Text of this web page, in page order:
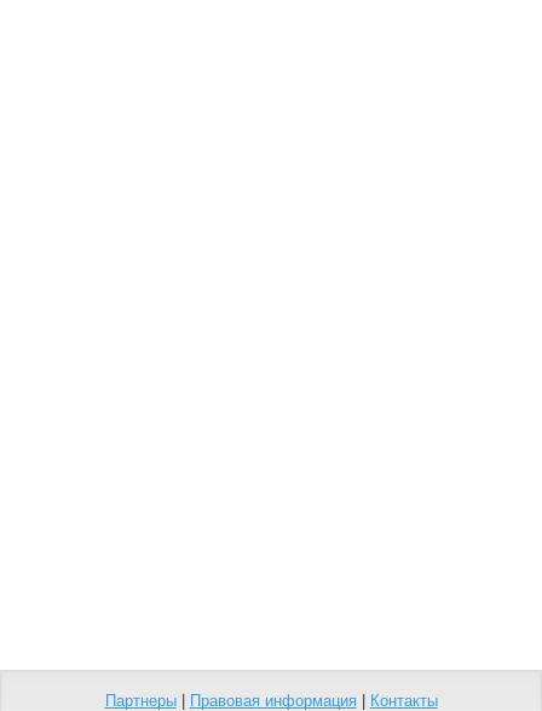
Партнеры| Правовая информация| Контакты